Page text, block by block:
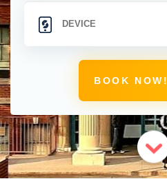
BOOK NOW!